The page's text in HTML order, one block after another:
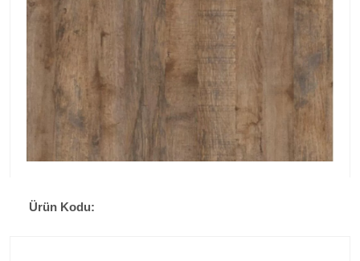
Ürün Kodu: